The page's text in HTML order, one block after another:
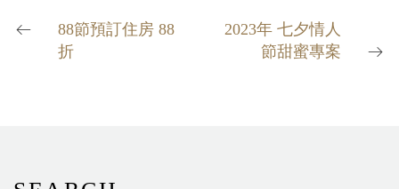
88節預訂住房 88
折
2023年 七夕情人
節甜蜜專案